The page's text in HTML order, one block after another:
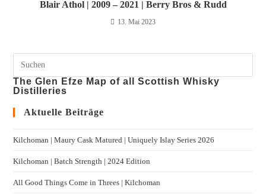
Blair Athol | 2009 – 2021 | Berry Bros & Rudd
13. Mai 2023
The Glen Efze Map of all Scottish Whisky
Distilleries
Aktuelle Beiträge
Kilchoman | Maury Cask Matured | Uniquely Islay Series 2026
Kilchoman | Batch Strength | 2024 Edition
All Good Things Come in Threes | Kilchoman